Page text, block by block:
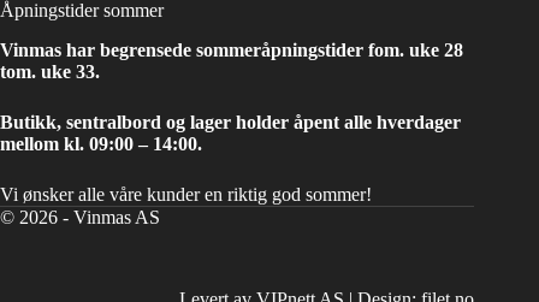
Åpningstider sommer
Vinmas har begrensede sommeråpningstider fom. uke 28
tom. uke 33.
Butikk, sentralbord og lager holder åpent alle hverdager
mellom kl. 09:00 – 14:00.
Vi ønsker alle våre kunder en riktig god sommer!
© 2026 - Vinmas AS